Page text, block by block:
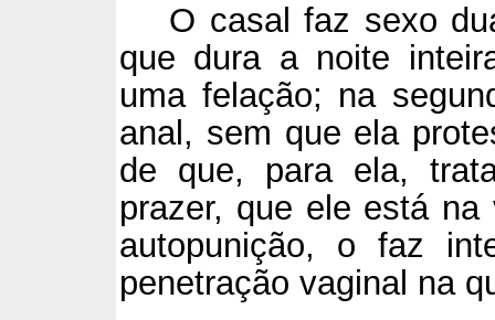
O casal faz sexo
que dura a noite
uma felação; na
anal, sem que ela
de que, para ela,
prazer, que ele está
autopunição, o faz
penetração vaginal na